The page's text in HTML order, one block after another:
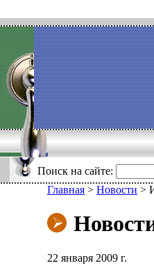
Поиск на сайте:
Главная > Новости >
22 января 2009 г.